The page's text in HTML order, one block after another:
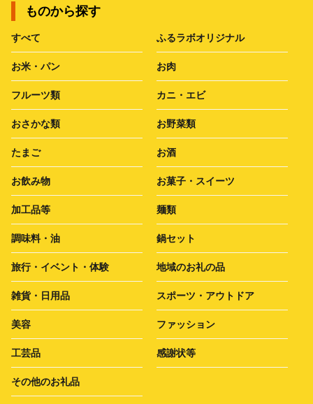
ものから探す
すべて ふるラボオリジナル
お米・パン お肉
フルーツ類 カニ・エビ
おさかな類 お野菜類
たまご お酒
お飲み物 お菓子・スイーツ
加工品等 麺類
調味料・油 鍋セット
旅行・イベント・体験 地域のお礼の品
雑貨・日用品 スポーツ・アウトドア
美容 ファッション
工芸品 感謝状等
その他のお礼品